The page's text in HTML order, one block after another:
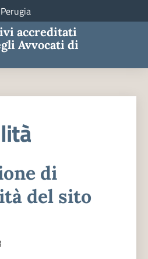
accreditati
Avvocati di
di
del sito